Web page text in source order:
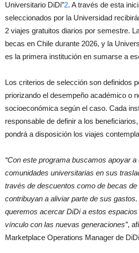
Universitario DiDi”2. A través de esta
seleccionados por la Universidad
2 viajes gratuitos diarios por semestre.
becas en Chile durante 2026, y la
es la primera institución en sumarse a
Los criterios de selección son definidos
priorizando el desempeño académico o
socioeconómica según el caso. Cada
responsable de definir a los
pondrá a disposición los viajes
“Con este programa buscamos apoyar
comunidades universitarias en sus
través de descuentos como de becas de
contribuyan a aliviar parte de sus
queremos acercar DiDi a estos
vínculo con las nuevas generaciones”,
Marketplace Operations Manager de